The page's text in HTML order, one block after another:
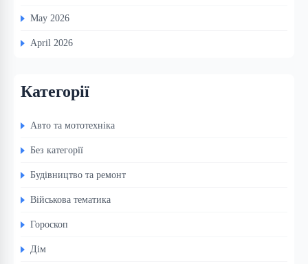
May 2026
April 2026
Категорії
Авто та мототехніка
Без категорії
Будівництво та ремонт
Військова тематика
Гороскоп
Дім